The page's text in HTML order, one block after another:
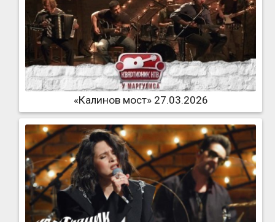
«Калинов мост» 27.03.2026